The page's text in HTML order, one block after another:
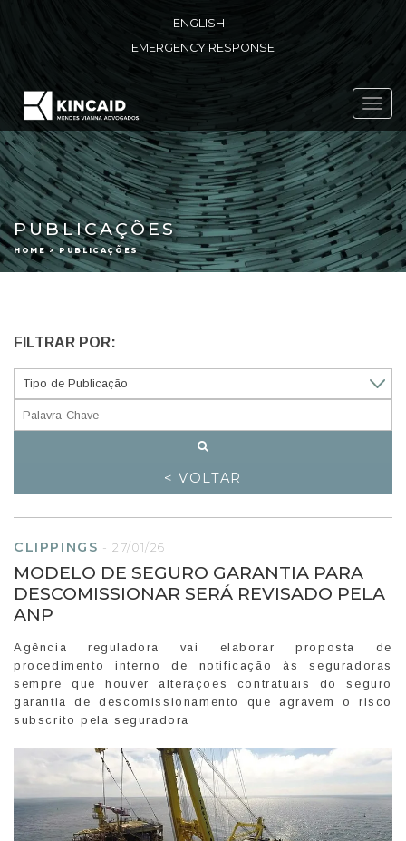
ENGLISH
EMERGENCY RESPONSE
PUBLICAÇÕES
HOME > PUBLICAÇÕES
FILTRAR POR:
< VOLTAR
CLIPPINGS - 27/01/26
MODELO DE SEGURO GARANTIA PARA
DESCOMISSIONAR SERÁ REVISADO PELA
ANP
Agência reguladora vai elaborar proposta de
procedimento interno de notificação às seguradoras
sempre que houver alterações contratuais do seguro
garantia de descomissionamento que agravem o risco
subscrito pela seguradora